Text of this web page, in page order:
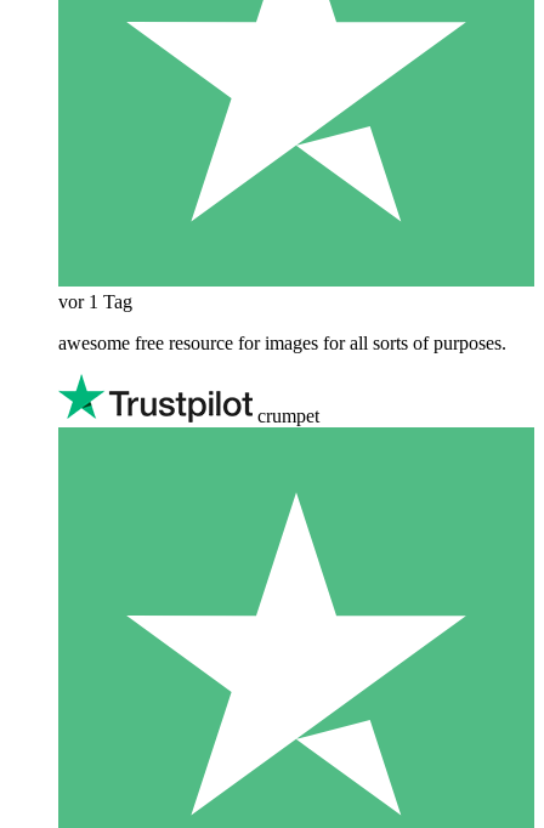
vor 1 Tag
awesome free resource for images for all sorts of purposes.
crumpet